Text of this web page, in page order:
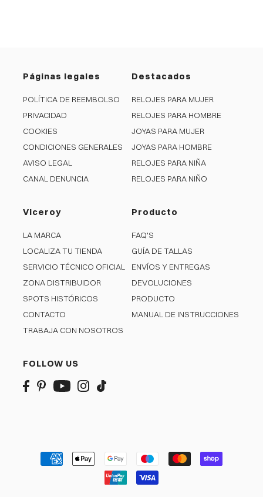
Páginas legales
POLÍTICA DE REEMBOLSO
PRIVACIDAD
COOKIES
CONDICIONES GENERALES
AVISO LEGAL
CANAL DENUNCIA
Destacados
RELOJES PARA MUJER
RELOJES PARA HOMBRE
JOYAS PARA MUJER
JOYAS PARA HOMBRE
RELOJES PARA NIÑA
RELOJES PARA NIÑO
Viceroy
LA MARCA
LOCALIZA TU TIENDA
SERVICIO TÉCNICO OFICIAL
ZONA DISTRIBUIDOR
SPOTS HISTÓRICOS
CONTACTO
TRABAJA CON NOSOTROS
Producto
FAQ'S
GUÍA DE TALLAS
ENVÍOS Y ENTREGAS
DEVOLUCIONES
PRODUCTO
MANUAL DE INSTRUCCIONES
FOLLOW US